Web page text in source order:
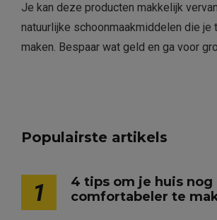
Je kan deze producten makkelijk
natuurlijke schoonmaakmiddelen die je
maken. Bespaar wat geld en ga voor
Populairste artikels
1
4 tips om je huis nog
comfortabeler te